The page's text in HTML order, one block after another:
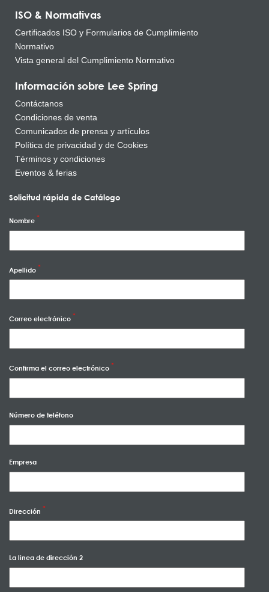
ISO & Normativas
Certificados ISO y Formularios de Cumplimiento
Normativo
Vista general del Cumplimiento Normativo
Información sobre Lee Spring
Contáctanos
Condiciones de venta
Comunicados de prensa y artículos
Política de privacidad y de Cookies
Términos y condiciones
Eventos & ferias
Solicitud rápida de Catálogo
Nombre
Apellido
Correo electrónico
Confirma el correo electrónico
Número de teléfono
Empresa
Dirección
La linea de dirección 2